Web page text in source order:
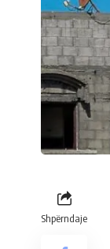
Shpërndaje